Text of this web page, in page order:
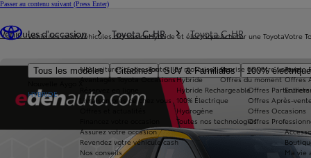
Passer au contenu suivant (Press Enter)
Véhicules neufs
Tous les modèles Citadines SUV & Familiales 100%
HYBRIDE
Véhicules d'occasion
Nos voitures d'occasion
Avantages Toyota Occasions
Réservez en ligne
Livraison près de chez vous
Assurez votre occasion
Revendez votre véhicule cash
Nos conseils
Hybride et électrique
Toutes les motorisations
Hybride
Hybride Rechargeable
100% Électrique
Hydrogène
Toutes nos technologies
Acheter une Toyota
Reprise de votre voiture
Offres du moment
Offres Particuliers
Offres Après-
Offres Occasions
Offres
Votre
Toyota
Offres
Ma vie
Véhicules d'occasion Toyota C-HR Toyota C-HR